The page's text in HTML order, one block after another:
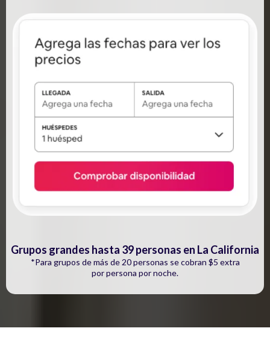
Grupos grandes hasta 39 personas en La California
*Para grupos de más de 20 personas se cobran $5 extra
por persona por noche.